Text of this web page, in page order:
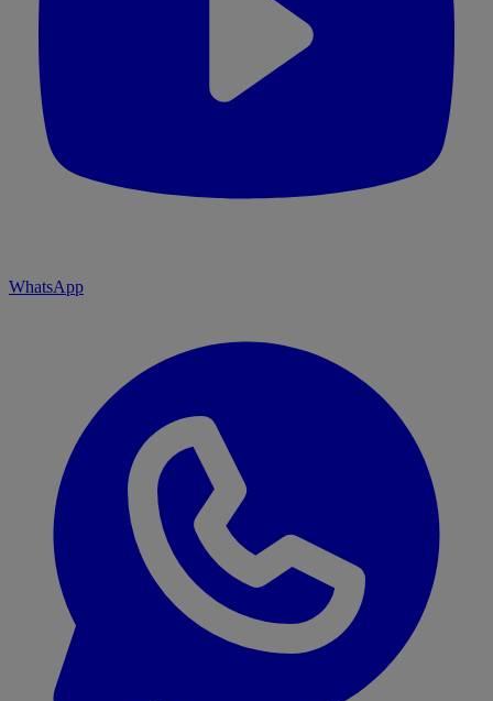
WhatsApp